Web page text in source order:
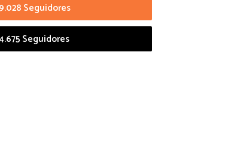
9.028 Seguidores
Seguidores